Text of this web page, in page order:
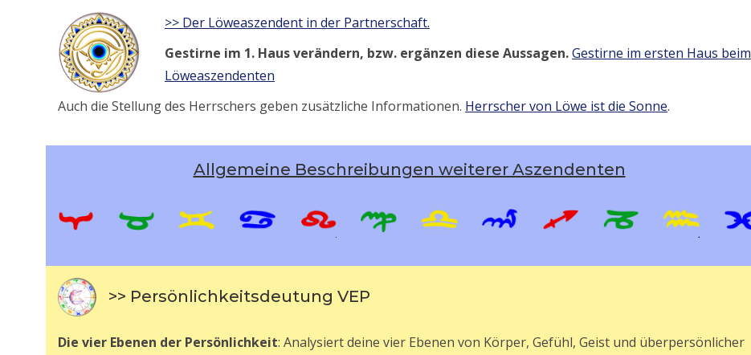
>> Der Löweaszendent in der Partnerschaft.
Gestirne im 1. Haus verändern, bzw. ergänzen diese Aussagen.Gestirne im ersten Haus beim
Löweaszendenten
Auch die Stellung des Herrschers geben zusätzliche Informationen. Herrscher von Löwe ist die Sonne.
Allgemeine Beschreibungen weiterer Aszendenten
>> Persönlichkeitsdeutung VEP
Die vier Ebenen der Persönlichkeit: Analysiert deine vier Ebenen von Körper, Gefühl, Geist und überpersönlicher